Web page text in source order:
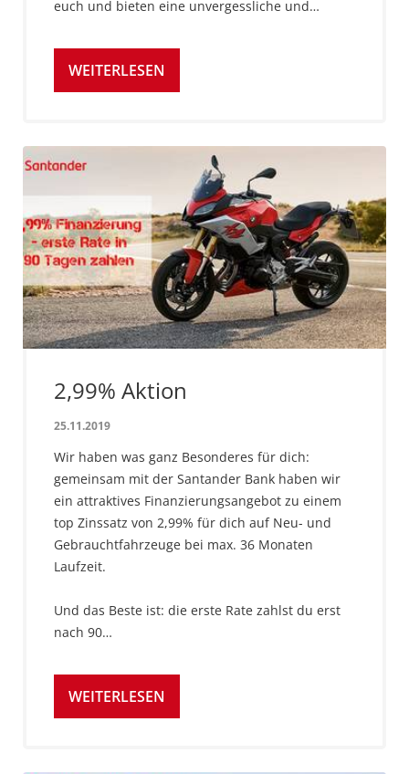
euch und bieten eine unvergessliche und…
WEITERLESEN
2,99% Aktion
25.11.2019
Wir haben was ganz Besonderes für dich:
gemeinsam mit der Santander Bank haben wir
ein attraktives Finanzierungsangebot zu einem
top Zinssatz von 2,99% für dich auf Neu- und
Gebrauchtfahrzeuge bei max. 36 Monaten
Laufzeit.
Und das Beste ist: die erste Rate zahlst du erst
nach 90…
WEITERLESEN